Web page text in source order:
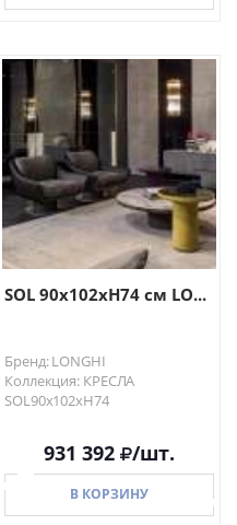
В КОРЗИНУ
SOL 90х102хН74 см LO...
Бренд: LONGHI
Коллекция: КРЕСЛА
SOL90х102хН74
931 392 /шт.
В КОРЗИНУ